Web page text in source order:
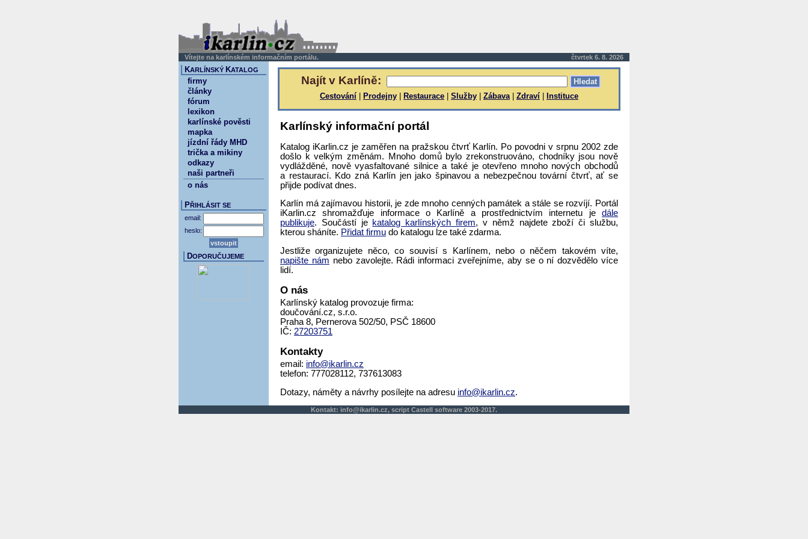
Vítejte na karlínském informačním portálu. čtvrtek 6. 8. 2026
Najít v Karlíně:
Cestování Prodejny Restaurace Služby Zábava| Zdraví Instituce
Karlínský informační portál
Katalog iKarlin.cz je zaměřen na pražskou čtvrť Karlín. Po povodni v srpnu 2002 zde
došlo k velkým změnám. Mnoho domů bylo zrekonstruováno, chodníky jsou nově
vydlážděné, nově vyasfaltované silnice a také je otevřeno mnoho nových obchodů
a restaurací. Kdo zná Karlín jen jako špinavou a nebezpečnou tovární čtvrť, ať se
přijde podívat dnes.
Karlín má zajímavou historii, je zde mnoho cenných památek a stále se rozvíjí. Portál
iKarlin.cz shromažďuje informace o Karlíně a prostřednictvím internetu je dále
publikuje. Součástí je katalog karlínských firem, v němž najdete zboží či službu,
kterou sháníte. Přidat firmu do katalogu lze také zdarma.
Jestliže organizujete něco, co souvisí s Karlínem, nebo o něčem takovém víte,
napište nám nebo zavolejte. Rádi informaci zveřejníme, aby se o ní dozvědělo více
lidí.
O nás
Karlínský katalog provozuje firma:
doučování.cz, s.r.o.
Praha 8, Pernerova 502/50, PSČ 18600
IČ: 27203751
Kontakty
email: info@ikarlin.cz
telefon: 777028112, 737613083
Dotazy, náměty a návrhy posílejte na adresu info@ikarlin.cz.
KARLÍNSKÝ KATALOG
firmy
články
fórum
lexikon
karlínské pověsti
mapka
jízdní řády MHD
trička a mikiny
odkazy
naši partneři
o nás
PŘIHLÁSIT SE
email:
heslo:
DOPORUČUJEME
Kontakt: info@ikarlin.cz, script Castell software 2003-2017.